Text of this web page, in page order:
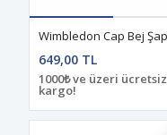
Wimbledon Cap Bej
649,00 TL
1000₺ ve üzeri ücretsiz
kargo!